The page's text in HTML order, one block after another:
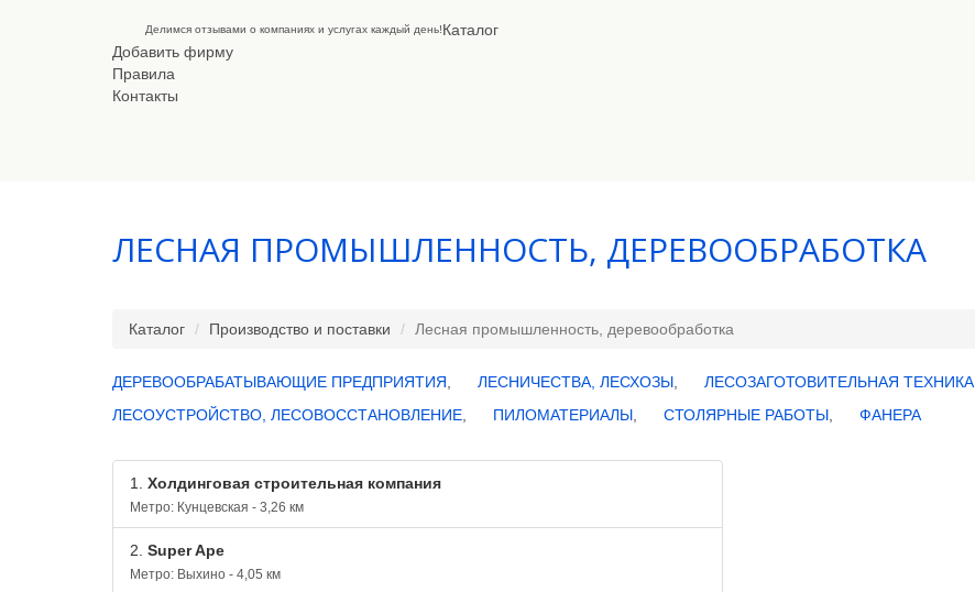
Делимся отзывами о компаниях и услугах каждый день!Каталог
Добавить фирму
Правила
Контакты
ЛЕСНАЯ ПРОМЫШЛЕННОСТЬ, ДЕРЕВООБРАБОТКА
Каталог Производство и поставки Лесная промышленность, деревообработка
ДЕРЕВООБРАБАТЫВАЮЩИЕ ПРЕДПРИЯТИЯ ЛЕСНИЧЕСТВА, ЛЕСХОЗЫ ЛЕСОЗАГОТОВИТЕЛЬНАЯ ТЕХНИКА
ЛЕСОУСТРОЙСТВО, ЛЕСОВОССТАНОВЛЕНИЕ
ПИЛОМАТЕРИАЛЫ СТОЛЯРНЫЕ РАБОТЫ ФАНЕРА
1. Холдинговая строительная компания
Метро: Кунцевская - 3,26 км
2. Super Ape
Метро: Выхино - 4,05 км